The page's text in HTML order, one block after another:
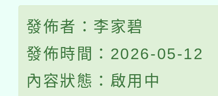
發佈者：李家碧
發佈時間：2026-05-12
內容狀態：啟用中